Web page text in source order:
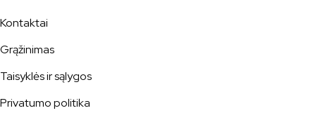
Kontaktai
Grąžinimas
Taisyklės ir sąlygos
Privatumo politika